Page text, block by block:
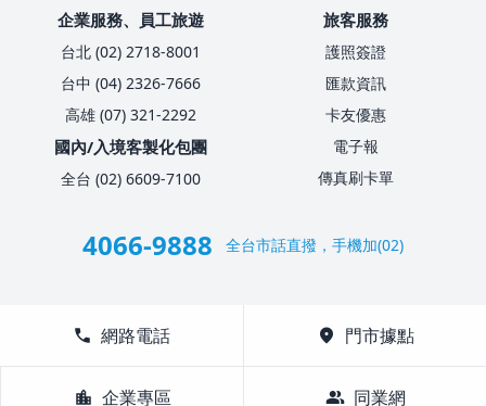
企業服務、員工旅遊
台北 (02) 2718-8001
台中 (04) 2326-7666
高雄 (07) 321-2292
國內/入境客製化包團
全台 (02) 6609-7100
旅客服務
護照簽證
匯款資訊
卡友優惠
電子報
傳真刷卡單
4066-9888 全台市話直撥，手機加(02)
call 網路電話 location_on 門市據點
location_city 企業專區 group 同業網